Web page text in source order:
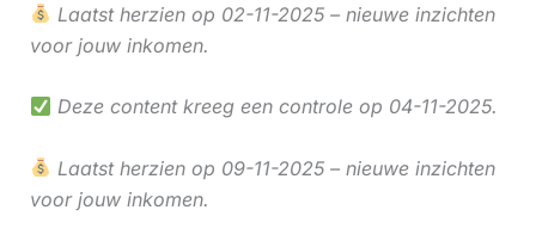
Laatst herzien op 02-11-2025 – nieuwe inzichten
voor jouw inkomen.
Deze content kreeg een controle op 04-11-2025.
Laatst herzien op 09-11-2025 – nieuwe inzichten
voor jouw inkomen.